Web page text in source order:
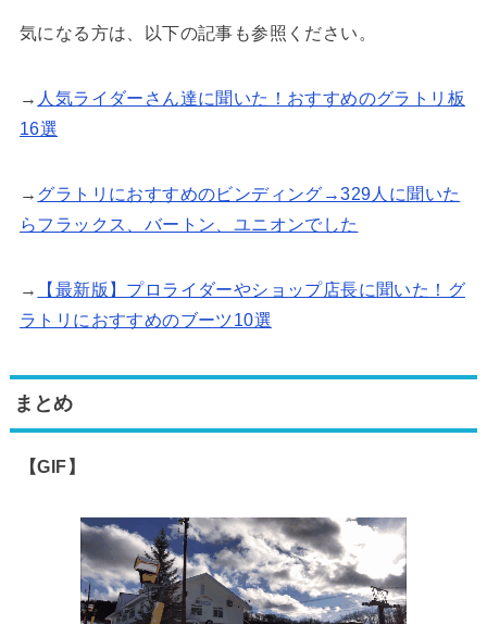
気になる方は、以下の記事も参照ください。
→ 人気ライダーさん達に聞いた！おすすめのグラトリ板
16選
→ グラトリにおすすめのビンディング→329人に聞いた
らフラックス、バートン、ユニオンでした
→
【最新版】プロライダーやショップ店長に聞いた！グ
ラトリにおすすめのブーツ10選
まとめ
【GIF】